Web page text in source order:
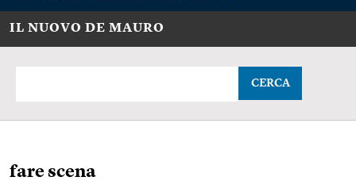
IL NUOVO DE MAURO
CERCA
fare scena